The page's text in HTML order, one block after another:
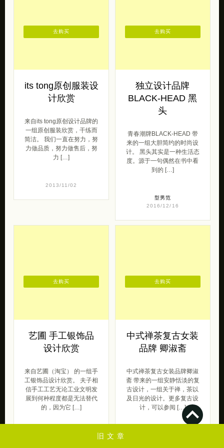
旧文章
its tong原创服装设
计欣赏
来自its tong原创设计品牌的
一组原创服装欣赏，干练而
简洁。 我们一直在努力，努
力做品质，努力做售后，努
力 […]
2013/11/02
去购买
独立设计品牌
BLACK-HEAD 黑
头
青春潮牌BLACK-HEAD 带
来的一组大胆简约的时尚设
计。 黑头其实是一种生活态
度。源于一句偶然在书中看
到的 […]
型男范
2016/12/16
去购买
艺圃 手工银饰品
设计欣赏
来自艺圃（淘宝） 的一组手
工银饰品设计欣赏。 夫子相
信手工工艺无论工业文明发
展到何种程度都是无法替代
的，因为它 […]
去购买
中式禅茶复古女装
品牌 卿淑斋
中式禅茶复古女装品牌卿淑
斋 带来的一组安静恬淡的复
古设计，一组关于禅，茶以
及日光的设计。更多复古设
计，可以参阅 […]
去购买